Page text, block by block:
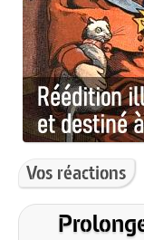
Vos réactions